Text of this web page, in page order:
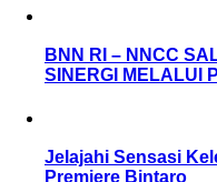
BNN RI – NNCC
SINERGI MELALUI
Jelajahi Sensasi
Premiere Bintaro